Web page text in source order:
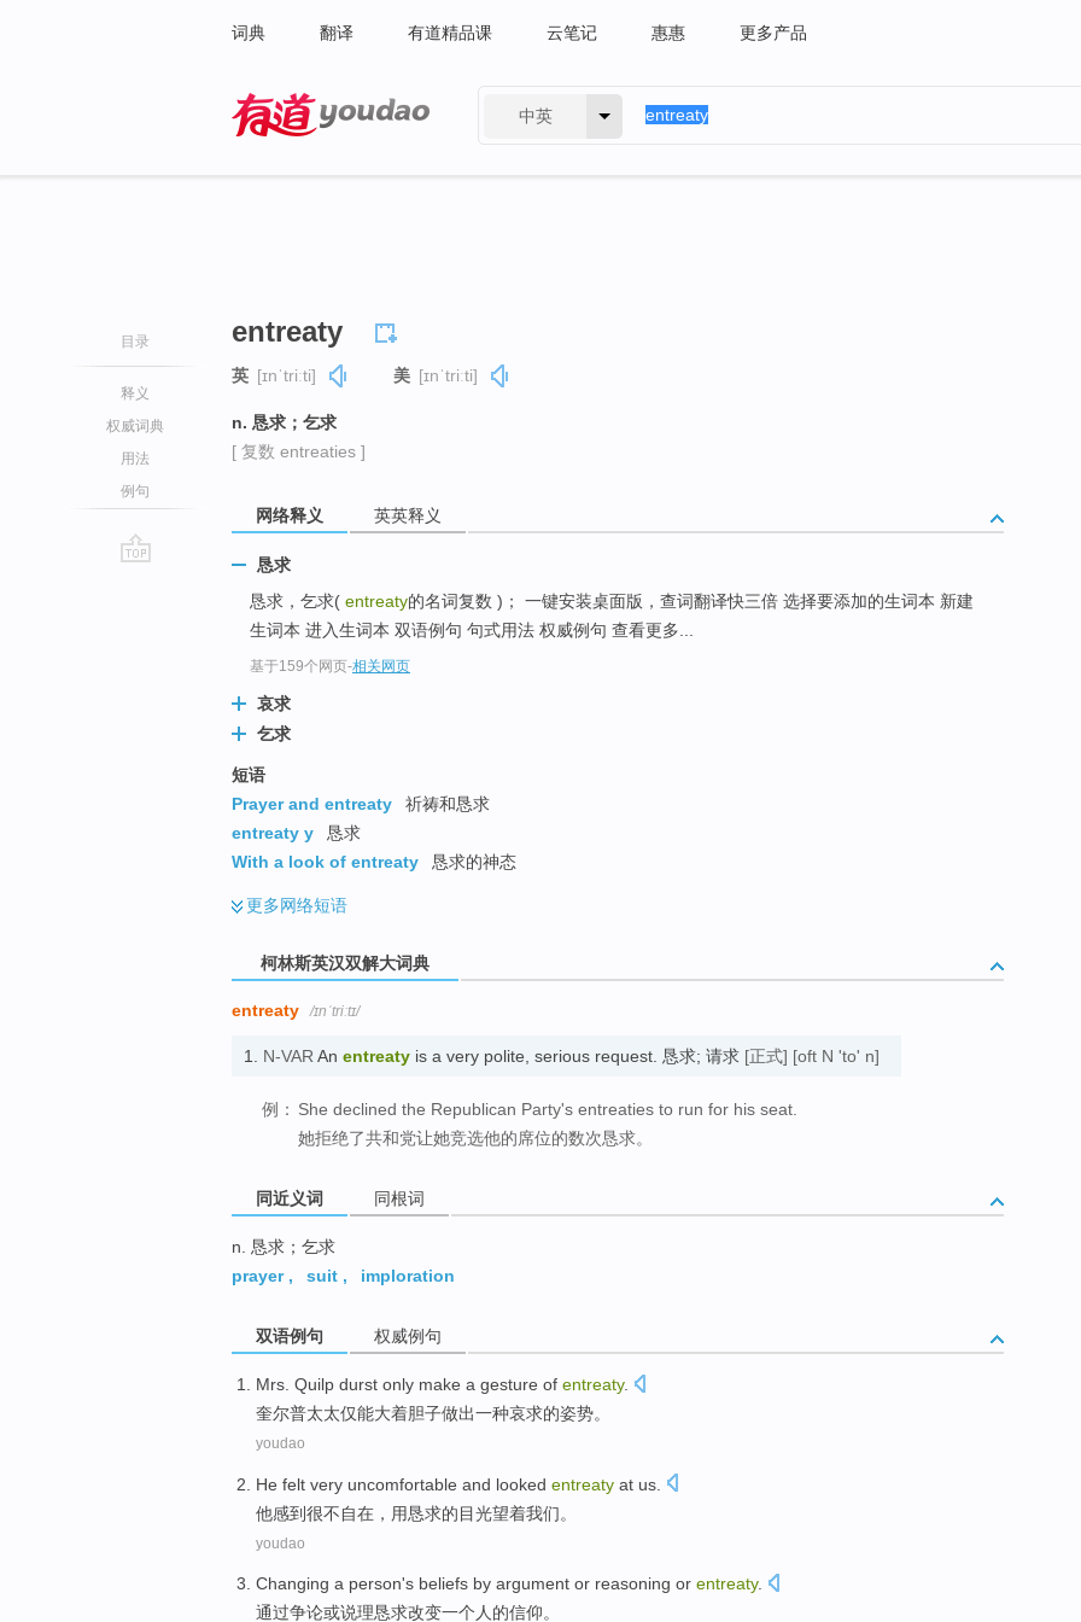
词典 翻译 有道精品课 云笔记 惠惠 更多产品
中英
目录
释义
权威词典
用法
例句
entreaty
英 [ɪnˈtriːti] 美 [ɪnˈtriːti]
n. 恳求；乞求
[ 复数 entreaties ]
网络释义 英英释义
恳求
恳求，乞求( entreaty的名词复数 )； 一键安装桌面版，查词翻译快三倍 选择要添加的生词本 新建
生词本 进入生词本 双语例句 句式用法 权威例句 查看更多...
基于159个网页-相关网页
哀求
乞求
短语
Prayer and entreaty
祈祷和恳求
entreaty y
恳求
With a look of entreaty
恳求的神态
更多网络短语
柯林斯英汉双解大词典
entreaty /ɪnˈtriːtɪ/
1. N-VARAn entreaty is a very polite, serious request. 恳求; 请求 [正式] [oft N 'to' n]
例： She declined the Republican Party's entreaties to run for his seat.
她拒绝了共和党让她竞选他的席位的数次恳求。
同近义词 同根词
n. 恳求；乞求
prayer, suit , imploration
双语例句 权威例句
Mrs. Quilp durst only make a gesture of entreaty.
奎尔普太太仅能大着胆子做出一种哀求的姿势。
youdao
He felt very uncomfortable and looked entreaty at us
他感到很不自在 ， 用恳求的目光望着我们。
youdao
Changing a person's beliefs by argument or reasoning or entreaty.
通过争论或说理恳求改变一个人的信仰。